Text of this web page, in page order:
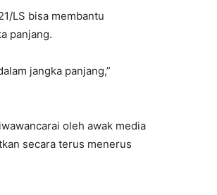
LS bisa membantu
panjang.
jangka panjang,”
oleh awak media
secara terus menerus